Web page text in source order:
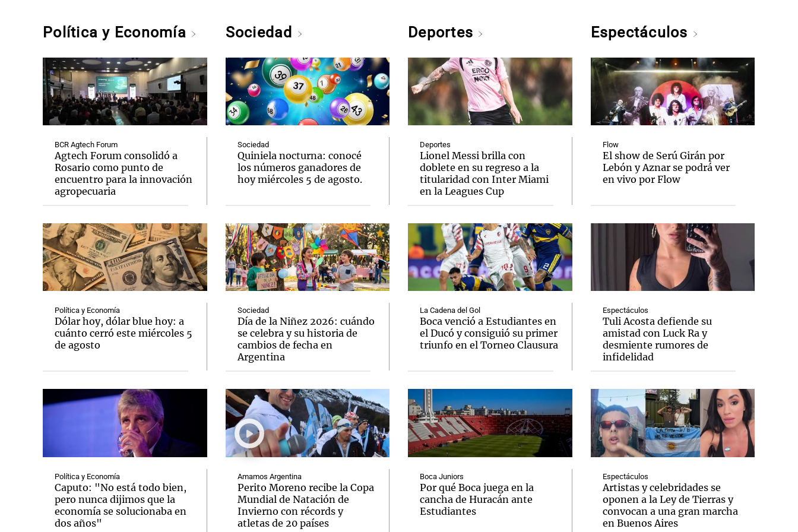
Política y Economía
BCR Agtech Forum
Agtech Forum consolidó a
Rosario como punto de
encuentro para la innovación
agropecuaria
Política y Economía
Dólar hoy, dólar blue hoy: a
cuánto cerró este miércoles 5
de agosto
Política y Economía
Caputo: "No está todo bien,
pero nunca dijimos que la
economía se solucionaba en
dos años"
Sociedad
Sociedad
Quiniela nocturna: conocé
los números ganadores de
hoy miércoles 5 de agosto.
Sociedad
Día de la Niñez 2026: cuándo
se celebra y su historia de
cambios de fecha en
Argentina
Amamos Argentina
Perito Moreno recibe la Copa
Mundial de Natación de
Invierno con récords y
atletas de 20 países
Deportes
Deportes
Lionel Messi brilla con
doblete en su regreso a la
titularidad con Inter Miami
en la Leagues Cup
La Cadena del Gol
Boca venció a Estudiantes en
el Ducó y consiguió su primer
triunfo en el Torneo Clausura
Boca Juniors
Por qué Boca juega en la
cancha de Huracán ante
Estudiantes
Espectáculos
Flow
El show de Serú Girán por
Lebón y Aznar se podrá ver
en vivo por Flow
Espectáculos
Tuli Acosta defiende su
amistad con Luck Ra y
desmiente rumores de
infidelidad
Espectáculos
Artistas y celebridades se
oponen a la Ley de Tierras y
convocan a una gran marcha
en Buenos Aires
Notas
El huracán de Arequito
Notas
Cadena 3 en Groenlandia
Notas